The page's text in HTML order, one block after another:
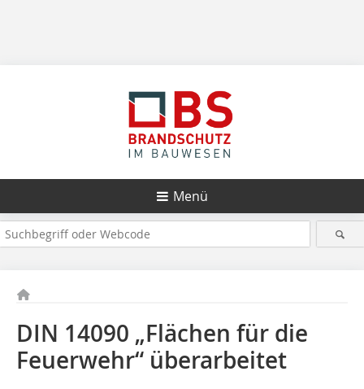
Menü
DIN 14090 „Flächen für die
Feuerwehr“ überarbeitet